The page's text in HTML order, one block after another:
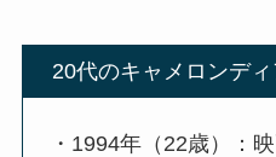
20代のキャメロンデ
・1994年（22歳）：